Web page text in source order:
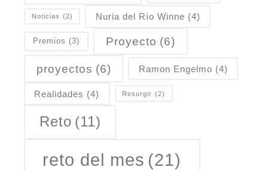
Noticias (2) Nuria del Río Winne (4)
Premios (3) Proyecto (6)
proyectos (6) Ramon Engelmo (4)
Realidades (4) Resurgir (2)
Reto (11)
reto del mes (21)